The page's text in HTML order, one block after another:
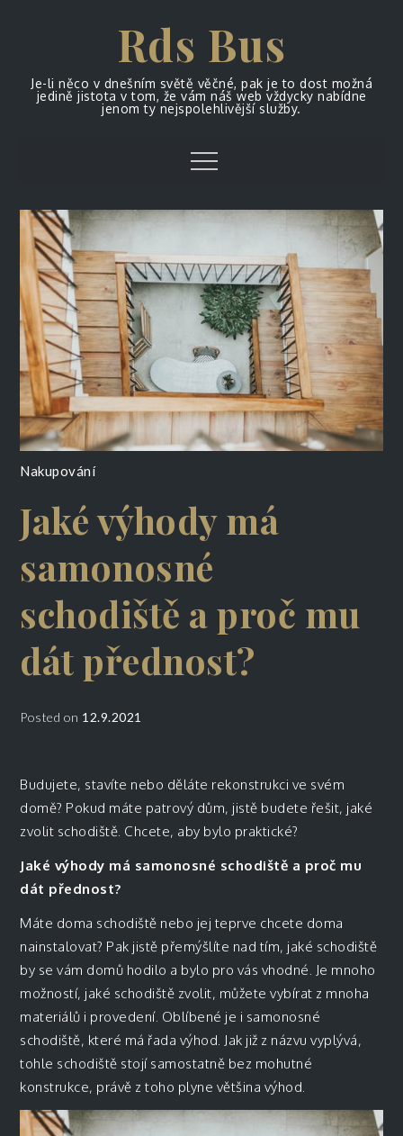
Rds Bus
Je-li něco v dnešním světě věčné, pak je to dost možná
jedině jistota v tom, že vám náš web vždycky nabídne
jenom ty nejspolehlivější služby.
Menu
Nakupování
Jaké výhody má
samonosné
schodiště a proč mu
dát přednost?
Posted on 12.9.2021
Budujete, stavíte nebo děláte rekonstrukci ve svém
domě? Pokud máte patrový dům, jistě budete řešit, jaké
zvolit schodiště. Chcete, aby bylo praktické?
Jaké výhody má samonosné schodiště a proč mu
dát přednost?
Máte doma schodiště nebo jej teprve chcete doma
nainstalovat? Pak jistě přemýšlíte nad tím, jaké schodiště
by se vám domů hodilo a bylo pro vás vhodné. Je mnoho
možností, jaké schodiště zvolit, můžete vybírat z mnoha
materiálů i provedení. Oblíbené je i samonosné
schodiště, které má řada výhod. Jak již z názvu vyplývá,
tohle schodiště stojí samostatně bez mohutné
konstrukce, právě z toho plyne většina výhod.